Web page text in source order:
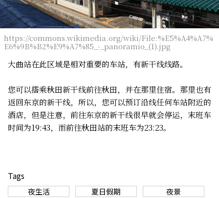
https://commons.wikimedia.org/wiki/File:%E5%A4%A7%
E6%9B%B2%E9%A7%85_-_panoramio_(1).jpg
大曲站在此区域是相对重要的车站，有新干线线路。
您可以搭乘秋田新干线前往秋田，并在那里住宿。那里也有
返回东京的新干线，所以，您可以预订沿线任何车站附近的
酒店，但是注意，前往东京的新干线很早就会停运，末班车
时间为19:43，而前往秋田站的末班车为23:23。
Tags
夜生活 夏日假期
夜景